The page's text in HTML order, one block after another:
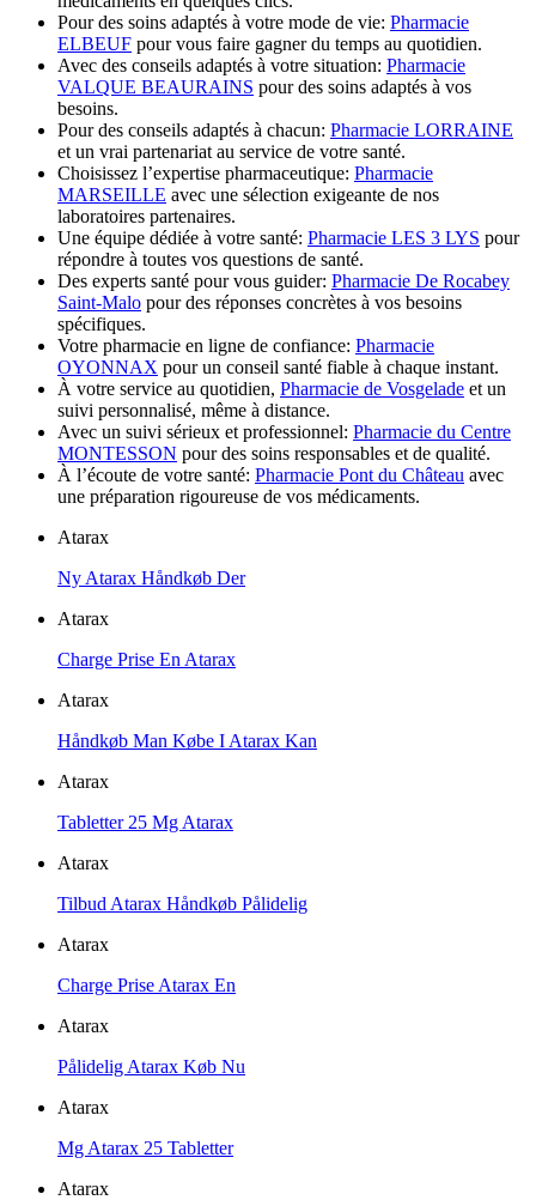
Pour des soins adaptés à votre mode de vie: Pharmacie
ELBEUF pour vous faire gagner du temps au quotidien.
Avec des conseils adaptés à votre situation: Pharmacie
VALQUE BEAURAINS pour des soins adaptés à vos
besoins.
Pour des conseils adaptés à chacun: Pharmacie LORRAINE
et un vrai partenariat au service de votre santé.
Choisissez l’expertise pharmaceutique: Pharmacie
MARSEILLE avec une sélection exigeante de nos
laboratoires partenaires.
Une équipe dédiée à votre santé: Pharmacie LES 3 LYS pour
répondre à toutes vos questions de santé.
Des experts santé pour vous guider: Pharmacie De Rocabey
Saint-Malo pour des réponses concrètes à vos besoins
spécifiques.
Votre pharmacie en ligne de confiance: Pharmacie
OYONNAX pour un conseil santé fiable à chaque instant.
À votre service au quotidien, Pharmacie de Vosgelade et un
suivi personnalisé, même à distance.
Avec un suivi sérieux et professionnel: Pharmacie du Centre
MONTESSON pour des soins responsables et de qualité.
À l’écoute de votre santé: Pharmacie Pont du Château avec
une préparation rigoureuse de vos médicaments.
Atarax
Ny Atarax Håndkøb Der
Atarax
Charge Prise En Atarax
Atarax
Håndkøb Man Købe I Atarax Kan
Atarax
Tabletter 25 Mg Atarax
Atarax
Tilbud Atarax Håndkøb Pålidelig
Atarax
Charge Prise Atarax En
Atarax
Pålidelig Atarax Køb Nu
Atarax
Mg Atarax 25 Tabletter
Atarax